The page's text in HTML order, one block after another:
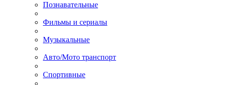
Познавательные
Фильмы и сериалы
Музыкальные
Авто/Мото транспорт
Спортивные